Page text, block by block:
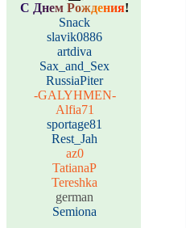
С Днем Рождения!
Snack
slavik0886
artdiva
Sax_and_Sex
RussiaPiter
-GALYHMEN-
Alfia71
sportage81
Rest_Jah
az0
TatianaP
Tereshka
german
Semiona